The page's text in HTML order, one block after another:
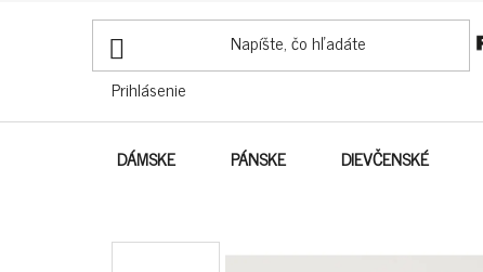
Prihlásenie
DÁMSKE PÁNSKE DIEVČENSKÉ